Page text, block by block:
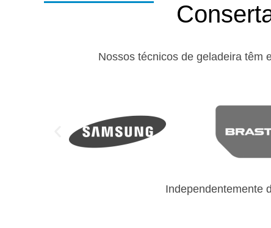
Nossos técnicos de geladeira têm
Independentemente